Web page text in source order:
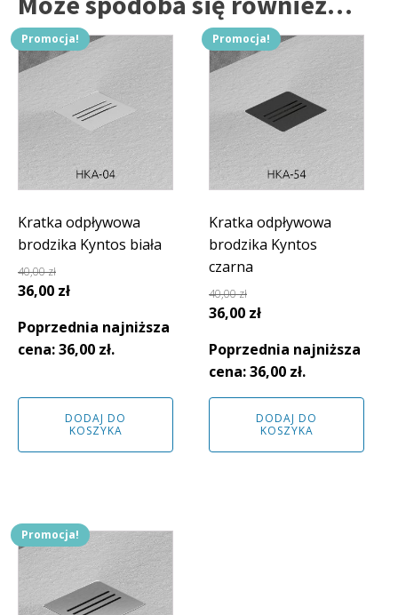
Promocja!
Kratka odpływowa
brodzika Kyntos biała
40,00zł
Pierwotna
wynosiła:
40,00 zł.
36,00 złAktualna
wynosi:
36,00 zł.
Poprzednia najniższa
cena:36,00 zł.
DODAJ DO
KOSZYKA
Promocja!
Kratka odpływowa
brodzika Kyntos
czarna
40,00zł
Pierwotna
wynosiła:
40,00 zł.
36,00 złAktualna
wynosi:
36,00 zł.
Poprzednia najniższa
cena:36,00 zł.
DODAJ DO
KOSZYKA
Promocja!